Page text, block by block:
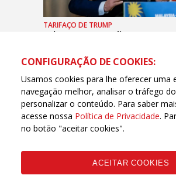
TARIFAÇO DE TRUMP
Lula: em poucos dias teremos
CONFIGURAÇÃO DE COOKIES:
Usamos cookies para lhe oferecer uma
navegação melhor, analisar o tráfego
personalizar o conteúdo. Para saber
acesse nossa Política de Privacidade.
no botão "aceitar cookies".
ACEITAR COOKIES